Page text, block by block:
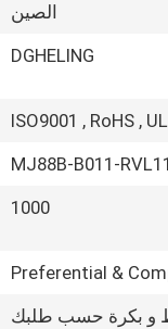
الصين
DGHELING
ISO9001 , RoHS ,
MJ88B-B011-
1000
Preferential &
و بكرة حسب طلبك